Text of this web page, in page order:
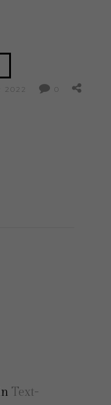
2022
0
Text-